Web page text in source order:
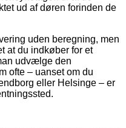
ud af døren forinden de
uden beregning, men
at du indkøber for et
udvælge den
ofte – uanset om du
eller Helsinge – er